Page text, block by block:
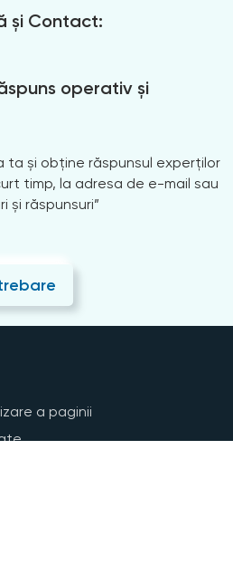
și Contact:
operativ și
ta și obține răspunsul experților
timp, la adresa de e-mail sau
și răspunsuri”
a paginii